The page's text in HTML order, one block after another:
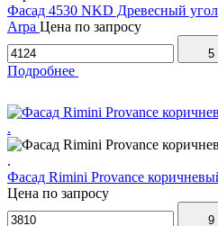
Фасад 4530 NKD Древесный
Arpa Цена по запросу
5
Подробнее
Фасад Rimini Provance
Цена по запросу
9